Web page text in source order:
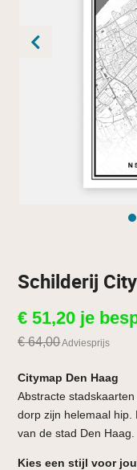
Schilderij
€ 51,20 je
€64,00Adviesprijs
Citymap Den Haag
Abstracte
dorp zijn helemaal hip.
van de stad Den Haag.
Kies een stijl voor